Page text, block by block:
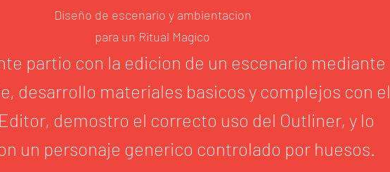
Diseño de escenario y ambientacion
para un Ritual Magico
partio con la edicion de un escenario mediante
desarrollo materiales basicos y complejos con el
demostro el correcto uso del Outliner, y lo
un personaje generico controlado por huesos.